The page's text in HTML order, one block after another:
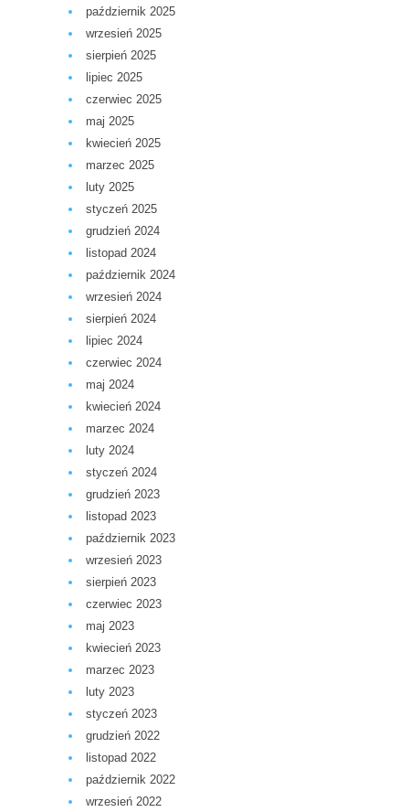
październik 2025
wrzesień 2025
sierpień 2025
lipiec 2025
czerwiec 2025
maj 2025
kwiecień 2025
marzec 2025
luty 2025
styczeń 2025
grudzień 2024
listopad 2024
październik 2024
wrzesień 2024
sierpień 2024
lipiec 2024
czerwiec 2024
maj 2024
kwiecień 2024
marzec 2024
luty 2024
styczeń 2024
grudzień 2023
listopad 2023
październik 2023
wrzesień 2023
sierpień 2023
czerwiec 2023
maj 2023
kwiecień 2023
marzec 2023
luty 2023
styczeń 2023
grudzień 2022
listopad 2022
październik 2022
wrzesień 2022